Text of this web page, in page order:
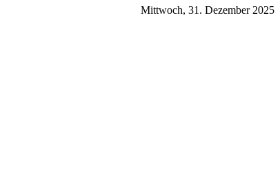
Mittwoch, 31. Dezember 2025